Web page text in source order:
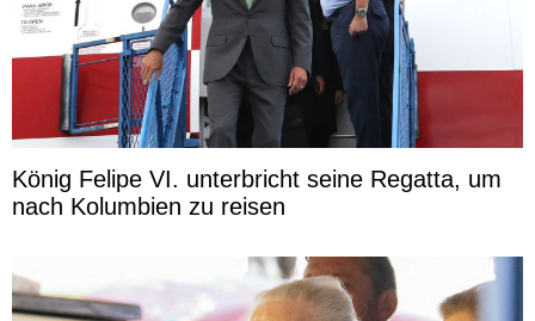
König Felipe VI. unterbricht seine Regatta, um
nach Kolumbien zu reisen